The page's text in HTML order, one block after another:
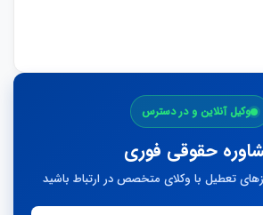
وکیل آنلاین و در دسترس
حقوقی فوری
تعطیل با وکلای متخصص در ارتباط باشید